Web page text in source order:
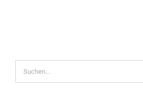
Suche
nach: